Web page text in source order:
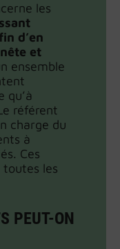
les
d’en
et
ensemble
qu’à
référent
charge du
à
Ces
les
PEUT-ON